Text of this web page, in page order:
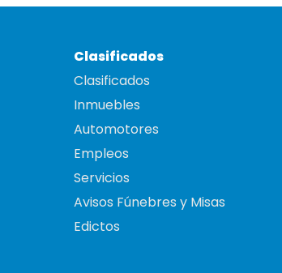
Clasificados
Clasificados
Inmuebles
Automotores
Empleos
Servicios
Avisos Fúnebres y Misas
Edictos